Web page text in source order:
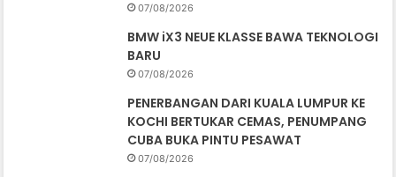
07/08/2026
BMW iX3 NEUE KLASSE BAWA TEKNOLOGI
BARU
07/08/2026
PENERBANGAN DARI KUALA LUMPUR KE
KOCHI BERTUKAR CEMAS, PENUMPANG
CUBA BUKA PINTU PESAWAT
07/08/2026